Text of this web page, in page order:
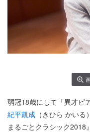
弱冠18歳にして「異才ピ
紀平凱成 （きひら かい
まるごとクラシック